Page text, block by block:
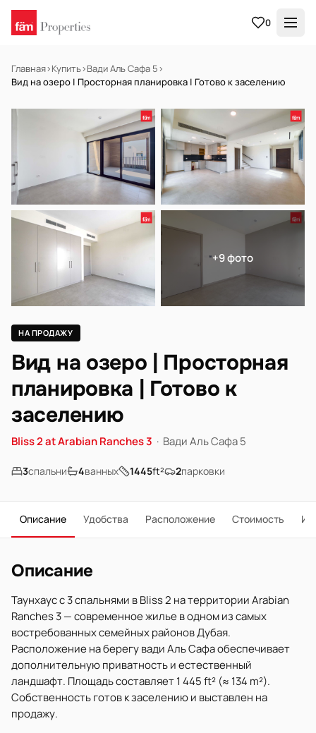
0
Главная›Купить›Вади Аль Сафа 5›
Вид на озеро | Просторная планировка | Готово к заселению
Готов к заселению
+9 фото
НА ПРОДАЖУ
Вид на озеро | Просторная
планировка | Готово к
заселению
Bliss 2 at Arabian Ranches 3 · Вади Аль Сафа 5
3спальни 4ванных 1445ft² 2парковки
Описание Удобства Расположение Стоимость
Описание
Таунхаус с 3 спальнями в Bliss 2 на территории Arabian
Ranches 3 — современное жилье в одном из самых
востребованных семейных районов Дубая.
Расположение на берегу вади Аль Сафа обеспечивает
дополнительную приватность и естественный
ландшафт. Площадь составляет 1 445 ft² (≈ 134 m²).
Собственность готов к заселению и выставлен на
продажу.